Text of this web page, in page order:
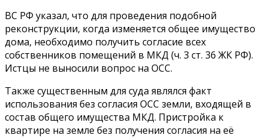
ВС РФ указал, что для проведения подобной
реконструкции, когда изменяется общее имущество
дома, необходимо получить согласие всех
собственников помещений в МКД (ч. 3 ст. 36 ЖК РФ).
Истцы не выносили вопрос на ОСС.
Также существенным для суда являлся факт
использования без согласия ОСС земли, входящей в
состав общего имущества МКД. Пристройка к
квартире на земле без получения согласия на её